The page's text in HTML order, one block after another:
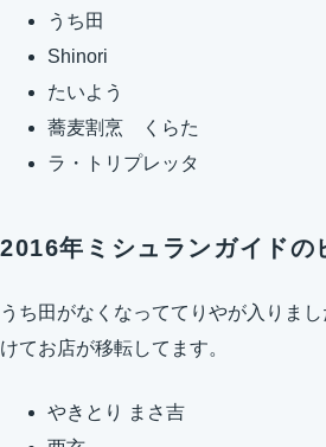
うち田
Shinori
たいよう
蕎麦割烹 くらた
ラ・トリプレッタ
2016年ミシュランガイドの
うち田がなくなっててりやが入りま
けてお店が移転してます。
やきとり まさ吉